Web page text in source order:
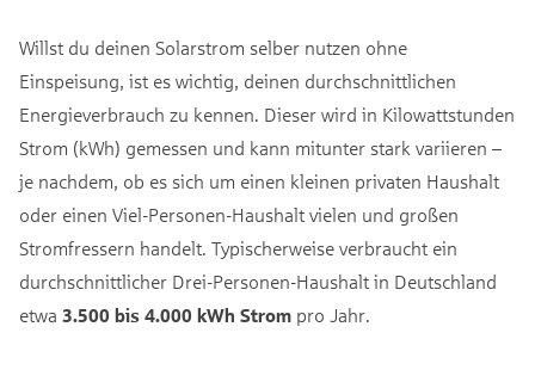
Willst du deinen Solarstrom selber nutzen ohne
Einspeisung, ist es wichtig, deinen durchschnittlichen
Energieverbrauch zu kennen. Dieser wird in Kilowattstunden
Strom (kWh) gemessen und kann mitunter stark variieren –
je nachdem, ob es sich um einen kleinen privaten Haushalt
oder einen Viel-Personen-Haushalt vielen und großen
Stromfressern handelt. Typischerweise verbraucht ein
durchschnittlicher Drei-Personen-Haushalt in Deutschland
etwa 3.500 bis 4.000 kWh Strom pro Jahr.